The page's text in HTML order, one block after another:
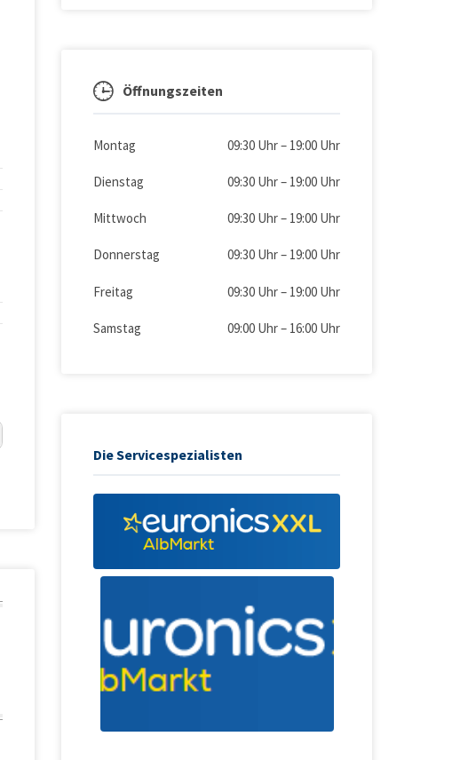
Öffnungszeiten
Montag 09:30 Uhr– 19:00 Uhr
Dienstag 09:30 Uhr– 19:00 Uhr
Mittwoch 09:30 Uhr– 19:00 Uhr
Donnerstag 09:30 Uhr– 19:00 Uhr
Freitag 09:30 Uhr– 19:00 Uhr
Samstag 09:00 Uhr– 16:00 Uhr
Die Servicespezialisten